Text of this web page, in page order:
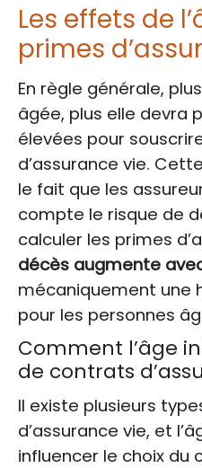
Les effets de
primes
En règle générale,
âgée, plus elle devra
élevées pour
d’assurance vie.
le fait que les
compte le risque de
calculer les primes
décès augmente
mécaniquement une
pour les personnes
Comment l’âge
de contrats
Il existe plusieurs
d’assurance vie, et
influencer le choix du